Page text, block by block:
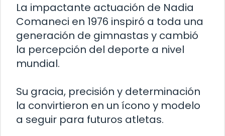
La impactante actuación de Nadia
Comaneci en 1976 inspiró a toda una
generación de gimnastas y cambió
la percepción del deporte a nivel
mundial.
Su gracia, precisión y determinación
la convirtieron en un ícono y modelo
a seguir para futuros atletas.